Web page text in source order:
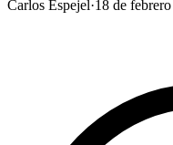
Carlos Espejel·18 de